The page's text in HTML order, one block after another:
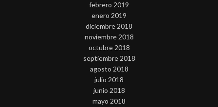
febrero 2019
enero 2019
diciembre 2018
noviembre 2018
octubre 2018
septiembre 2018
agosto 2018
julio 2018
junio 2018
mayo 2018